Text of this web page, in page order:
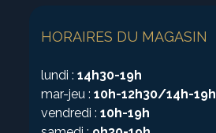
HORAIRES DU MAGASIN
lundi :14h30-19h
mar-jeu :10h-12h30/14h-19h
vendredi :10h-19h